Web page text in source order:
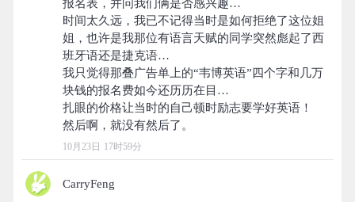
报名表，并问我们俩是否感兴趣…
时间太久远，我已不记得当时是如何拒绝了这位姐
姐，也许是我那位有语言天赋的同学突然彪起了西
班牙语还是捷克语…
我只觉得那叠广告单上的“韦博英语”四个字和几万
块钱的报名费如今还历历在目…
扎眼的价格让当时的自己顿时励志要学好英语！
10月23日 17时59分
CarryFeng